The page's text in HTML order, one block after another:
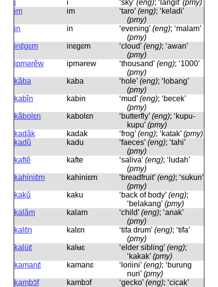
i
i ‘sky’ (eng); ‘langit’ (pmy)
im
im ‘taro’ (eng); ‘keladi’
(pmy)
in
in ‘evening’ (eng); ‘malam’
(pmy)
inɛ̌gɛm
inɛɡɛm ‘cloud’ (eng); ‘awan’
(pmy)
ipmərěw
ipmərew ‘thousand’ (eng); ‘1000’
(pmy)
kǎba
kaba ‘hole’ (eng); ‘lobang’
(pmy)
kabǐn
kabin ‘mud’ (eng); ‘becek’
(pmy)
kǎbolɛn
kabolɛn ‘butterfly’ (eng); ‘kupu-
kupu’ (pmy)
kadǎk
kadak ‘frog’ (eng); ‘katak’ (pmy)
kadǔ
kadu ‘faeces’ (eng); ‘tahi’
(pmy)
kaftě
kafte ‘saliva’ (eng); ‘ludah’
(pmy)
kahiniɛ̌m
kahiniɛm ‘breadfruit’ (eng); ‘sukun’
(pmy)
kakǔ
kaku ‘back of body’ (eng);
‘belakang’ (pmy)
kalǎm
kalam ‘child’ (eng); ‘anak’
(pmy)
kalɛ̌n
kalɛn ‘tifa drum’ (eng); ‘tifa’
(pmy)
kalüɛ̌
kalʉɛ ‘elder sibling’ (eng);
‘kakak’ (pmy)
kamanɛ̌
kamanɛ ‘loriini’ (eng); ‘burung
nuri’ (pmy)
kambɔ̌f
kambɔf ‘gecko’ (eng); ‘cicak’